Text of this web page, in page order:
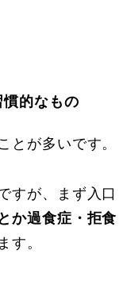
慣的なもの
とが多いです。
すが、まず入口
か過食症・拒食
す。